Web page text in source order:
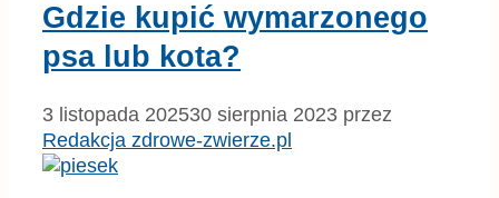
Gdzie kupić wymarzonego
psa lub kota?
3 listopada 202530 sierpnia 2023 przez
Redakcja zdrowe-zwierze.pl